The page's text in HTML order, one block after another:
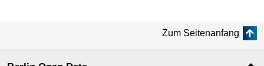
Zum Seitenanfang